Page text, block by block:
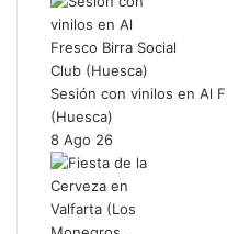
Sesión con vinilos en Al
(Huesca)
8 Ago 26